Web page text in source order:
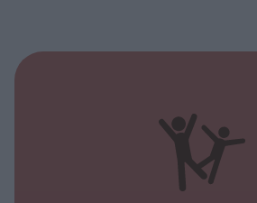
battesimi matrimonio a
grado di intrattenere i piccoli
palloncini scultura, giochi e
caricature, spettacoli di
sapone e tanto altro